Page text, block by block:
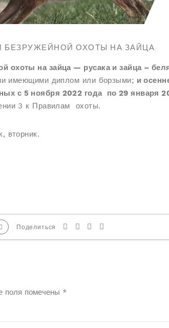
ОХОТЫ НА ЗАЙЦА
охоты на зайца — русака и зайца –
имеющими диплом или борзыми; и
с 5 ноября 2022 года по 29 января
3 к Правилам охоты.
вторник.
Поделиться
поля помечены *